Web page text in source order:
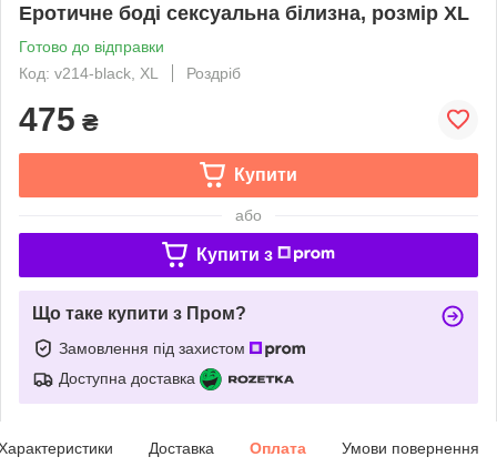
Еротичне боді сексуальна білизна, розмір XL
Готово до відправки
Код: v214-black, XL
Роздріб
475 ₴
Купити
або
Купити з
Що таке купити з Пром?
Замовлення під захистом
Доступна доставка
Доставка Оплата Умови повернення